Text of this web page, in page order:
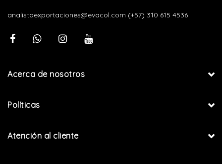
analistaexportaciones@evacol.com (+57) 310 615 4536
Acerca de nosotros
Políticas
Atención al cliente